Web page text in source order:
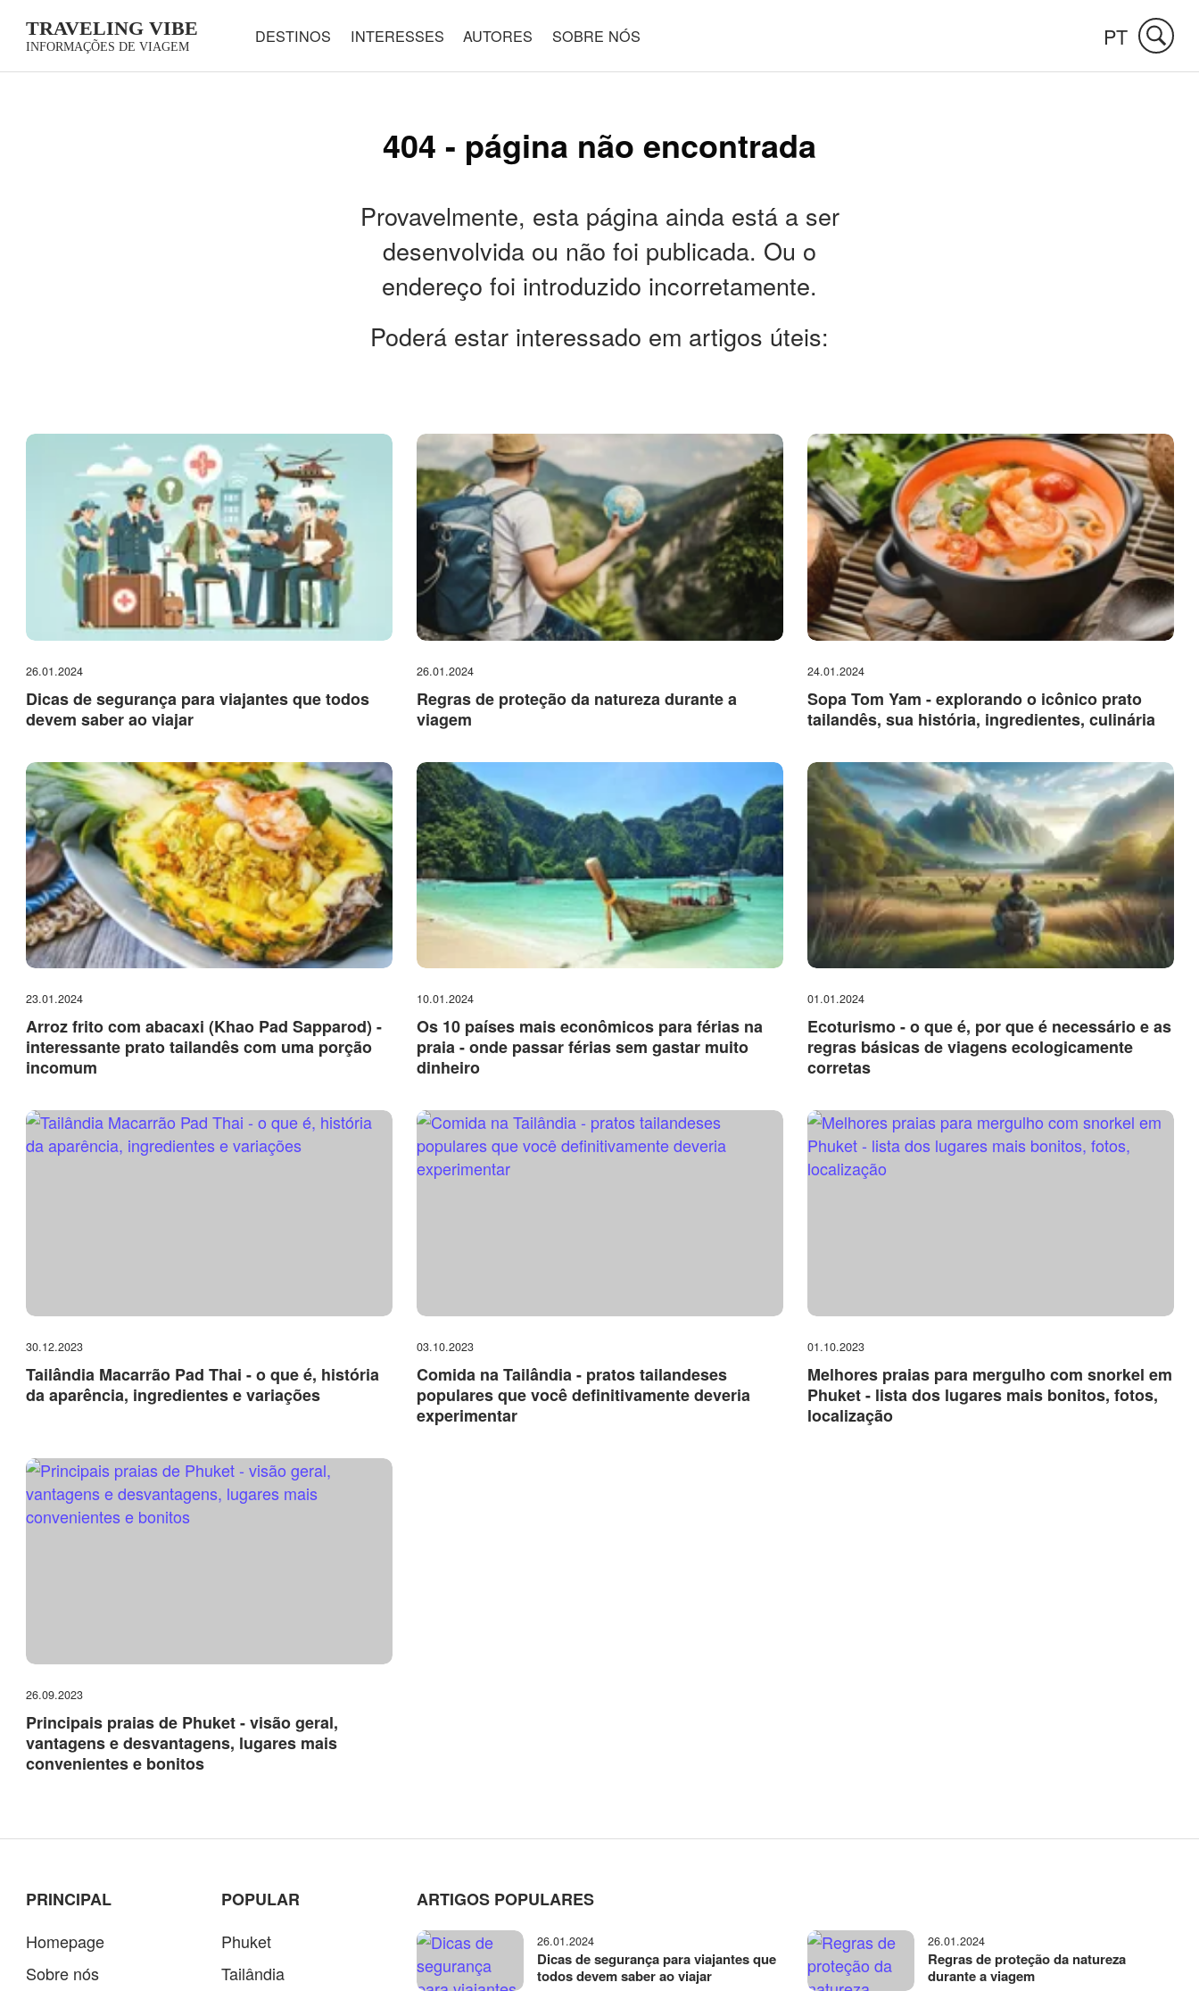
TRAVELING VIBE
INFORMAÇÕES DE VIAGEM
DESTINOS INTERESSES AUTORES SOBRE NÓS PT
404 - página não encontrada
Provavelmente, esta página ainda está a ser
desenvolvida ou não foi publicada. Ou o
endereço foi introduzido incorretamente.
Poderá estar interessado em artigos úteis:
26.01.2024
Dicas de segurança para viajantes que todos
devem saber ao viajar
26.01.2024
Regras de proteção da natureza durante a
viagem
24.01.2024
Sopa Tom Yam - explorando o icônico prato
tailandês, sua história, ingredientes, culinária
23.01.2024
Arroz frito com abacaxi (Khao Pad Sapparod) -
interessante prato tailandês com uma porção
incomum
10.01.2024
Os 10 países mais econômicos para férias na
praia - onde passar férias sem gastar muito
dinheiro
01.01.2024
Ecoturismo - o que é, por que é necessário e as
regras básicas de viagens ecologicamente
corretas
30.12.2023
Tailândia Macarrão Pad Thai - o que é, história
da aparência, ingredientes e variações
03.10.2023
Comida na Tailândia - pratos tailandeses
populares que você definitivamente deveria
experimentar
01.10.2023
Melhores praias para mergulho com snorkel em
Phuket - lista dos lugares mais bonitos, fotos,
localização
26.09.2023
Principais praias de Phuket - visão geral,
vantagens e desvantagens, lugares mais
convenientes e bonitos
PRINCIPAL
Homepage
Sobre nós
POPULAR
Phuket
Tailândia
ARTIGOS POPULARES
26.01.2024
Dicas de segurança para viajantes que
todos devem saber ao viajar
26.01.2024
Regras de proteção da natureza
durante a viagem